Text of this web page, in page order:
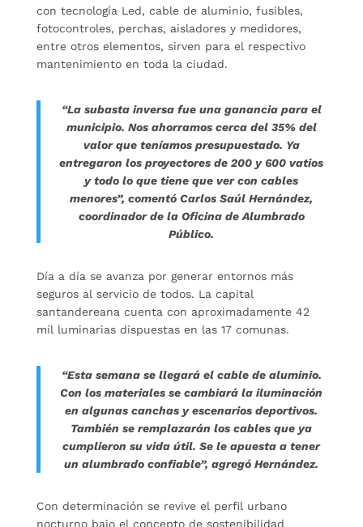
con tecnología Led, cable de aluminio, fusibles,
fotocontroles, perchas, aisladores y medidores,
entre otros elementos, sirven para el respectivo
mantenimiento en toda la ciudad.
“La subasta inversa fue una ganancia para el
municipio. Nos ahorramos cerca del 35% del
valor que teníamos presupuestado. Ya
entregaron los proyectores de 200 y 600 vatios
y todo lo que tiene que ver con cables
menores”, comentó Carlos Saúl Hernández,
coordinador de la Oficina de Alumbrado
Público.
Día a día se avanza por generar entornos más
seguros al servicio de todos. La capital
santandereana cuenta con aproximadamente 42
mil luminarias dispuestas en las 17 comunas.
“Esta semana se llegará el cable de aluminio.
Con los materiales se cambiará la iluminación
en algunas canchas y escenarios deportivos.
También se remplazarán los cables que ya
cumplieron su vida útil. Se le apuesta a tener
un alumbrado confiable”, agregó Hernández.
Con determinación se revive el perfil urbano
nocturno bajo el concepto de sostenibilidad